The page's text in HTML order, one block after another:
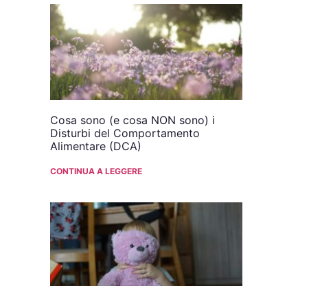
Cosa sono (e cosa NON sono) i
Disturbi del Comportamento
Alimentare (DCA)
CONTINUA A LEGGERE